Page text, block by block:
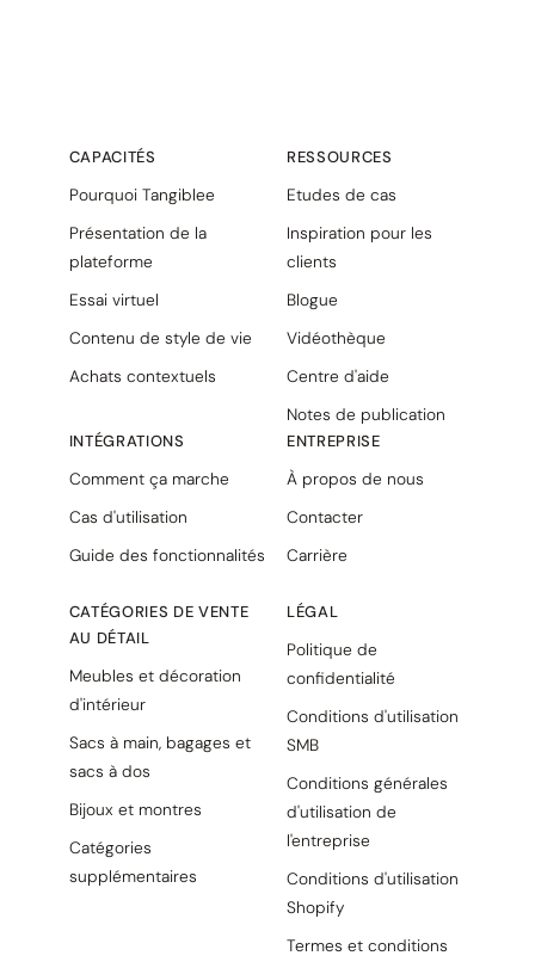
CAPACITÉS
Pourquoi Tangiblee
Présentation de la
plateforme
Essai virtuel
Contenu de style de vie
Achats contextuels
INTÉGRATIONS
Comment ça marche
Cas d'utilisation
Guide des fonctionnalités
CATÉGORIES DE VENTE
AU DÉTAIL
Meubles et décoration
d'intérieur
Sacs à main, bagages et
sacs à dos
Bijoux et montres
Catégories
supplémentaires
RESSOURCES
Etudes de cas
Inspiration pour les
clients
Blogue
Vidéothèque
Centre d'aide
Notes de publication
ENTREPRISE
À propos de nous
Contacter
Carrière
LÉGAL
Politique de
confidentialité
Conditions d'utilisation
SMB
Conditions générales
d'utilisation de
l'entreprise
Conditions d'utilisation
Shopify
Termes et conditions